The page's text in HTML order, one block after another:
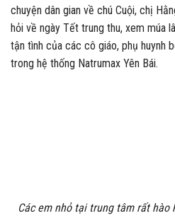
chuyện dân gian về chú Cuội, chị
hỏi về ngày Tết trung thu, xem múa
tận tình của các cô giáo, phụ huynh
trong hệ thống Natrumax Yên Bái.
Các em nhỏ tại trung tâm rất